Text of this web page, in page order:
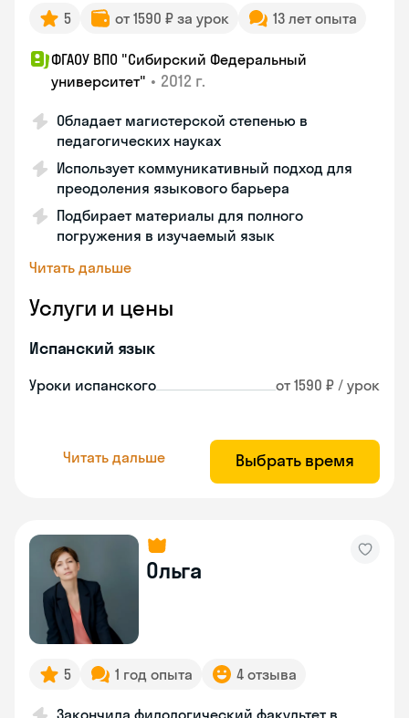
5 от 1590 ₽ за урок 13 лет опыта
ФГАОУ ВПО "Сибирский Федеральный
университет" • 2012 г.
Обладает магистерской степенью в
педагогических науках
Использует коммуникативный подход для
преодоления языкового барьера
Подбирает материалы для полного
погружения в изучаемый язык
Читать дальше
Услуги и цены
Испанский язык
Уроки испанского от 1590 ₽ / урок
Читать дальше Выбрать время
Ольга
5 1 год опыта 4 отзыва
Закончила филологический факультет в